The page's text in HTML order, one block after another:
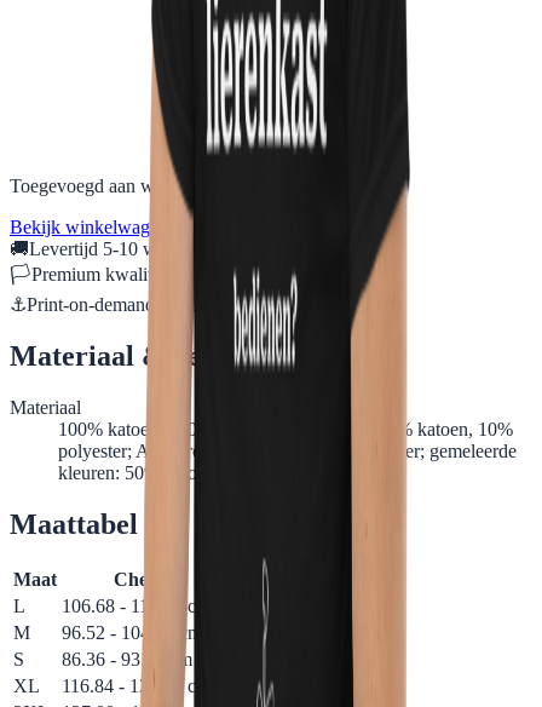
Toegevoegd aan winkelwagen
Bekijk winkelwagen →
🚚Levertijd 5-10 werkdagen
🏳Premium kwaliteit, duurzame print
⚓Print-on-demand: speciaal voor jou gemaakt
Materiaal & verzorging
Materiaal
100% katoen, 170-180 g/m² (Sport Grey: 90% katoen, 10%
polyester; Ash Grey: 99% katoen, 1% polyester; gemeleerde
kleuren: 50% katoen, 50% polyester)
Maattabel
Maat Chest Length
L
106.68 - 114.30 cm 76.20 cm
M
96.52 - 104.14 cm 73.66 cm
43.18 cm
S
86.36 - 93.98 cm
39.70 cm
XL
116.84 - 124.46 cm 78.74 cm